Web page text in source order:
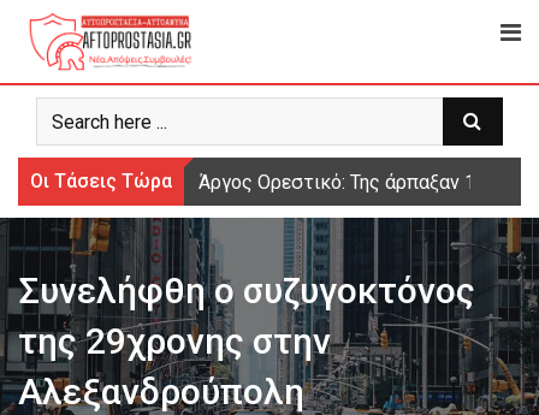
Ψάχνω
για...
Οι Τάσεις Τώρα Άργος Ορεστικό: Της άρπαξαν 15.000
Συνελήφθη ο συζυγοκτόνος
της 29χρονης στην
Αλεξανδρούπολη